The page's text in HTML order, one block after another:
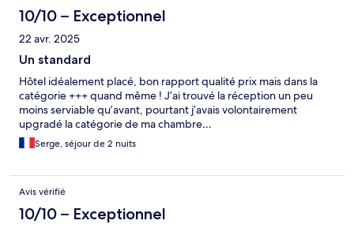
10/10 – Exceptionnel
22 avr. 2025
Un standard
Hôtel idéalement placé, bon rapport qualité prix mais dans la
catégorie +++ quand même ! J’ai trouvé la réception un peu
moins serviable qu’avant, pourtant j’avais volontairement
upgradé la catégorie de ma chambre…
Serge, séjour de 2 nuits
Avis vérifié
10/10 – Exceptionnel